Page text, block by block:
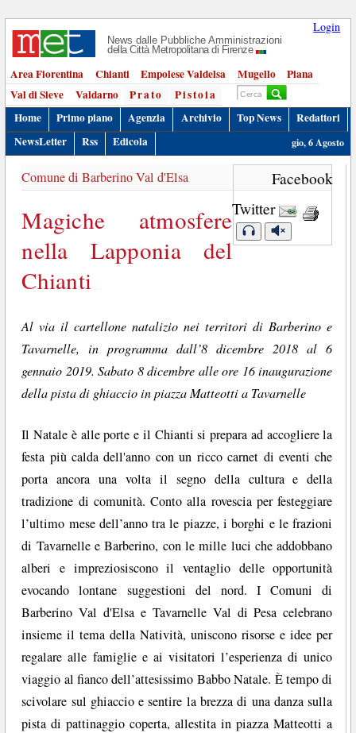
Login
News dalle Pubbliche Amministrazioni
della Città Metropolitana di Firenze
Area Fiorentina Chianti Empolese Valdelsa Mugello
Piana
Val di Sieve
Valdarno Prato
Pistoia
Home
Primo piano Agenzia Archivio Top News
Redattori
NewsLetter
Rss Edicola gio, 6 Agosto
Facebook
Twitter
Comune di Barberino Val d'Elsa
Magiche atmosfere
nella Lapponia del
Chianti
Al via il cartellone natalizio nei territori di Barberino e
Tavarnelle, in programma dall’8 dicembre 2018 al 6
gennaio 2019. Sabato 8 dicembre alle ore 16 inaugurazione
della pista di ghiaccio in piazza Matteotti a Tavarnelle
Il Natale è alle porte e il Chianti si prepara ad accogliere la
festa più calda dell'anno con un ricco carnet di eventi che
porta ancora una volta il segno della cultura e della
tradizione di comunità. Conto alla rovescia per festeggiare
l’ultimo mese dell’anno tra le piazze, i borghi e le frazioni
di Tavarnelle e Barberino, con le mille luci che addobbano
alberi e impreziosiscono il ventaglio delle opportunità
evocando lontane suggestioni del nord. I Comuni di
Barberino Val d'Elsa e Tavarnelle Val di Pesa celebrano
insieme il tema della Natività, uniscono risorse e idee per
regalare alle famiglie e ai visitatori l’esperienza di unico
viaggio al fianco dell’attesissimo Babbo Natale. È tempo di
scivolare sul ghiaccio e sentire la brezza di una danza sulla
pista di pattinaggio coperta, allestita in piazza Matteotti a